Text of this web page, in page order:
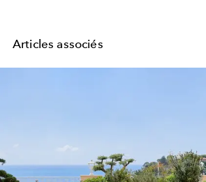
Articles associés